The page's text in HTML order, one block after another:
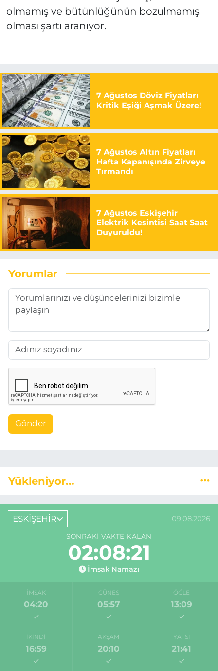
olmamış ve bütünlüğünün bozulmamış
olması şartı aranıyor.
7 Ağustos Döviz Fiyatları
Kritik Eşiği Aşmak Üzere!
7 Ağustos Altın Fiyatları
Hafta Kapanışında Zirveye
Tırmandı
7 Ağustos Eskişehir
Elektrik Kesintisi Saat Saat
Duyuruldu!
Yorumlar
Gönder
Yükleniyor...
ESKİŞEHİR 09.08.2026
SONRAKI VAKTE KALAN
02:08:21
İmsak Namazı
İMSAK
04:20
GÜNEŞ
05:57
ÖĞLE
13:09
İKINDI
16:59
AKŞAM
20:10
YATSI
21:41